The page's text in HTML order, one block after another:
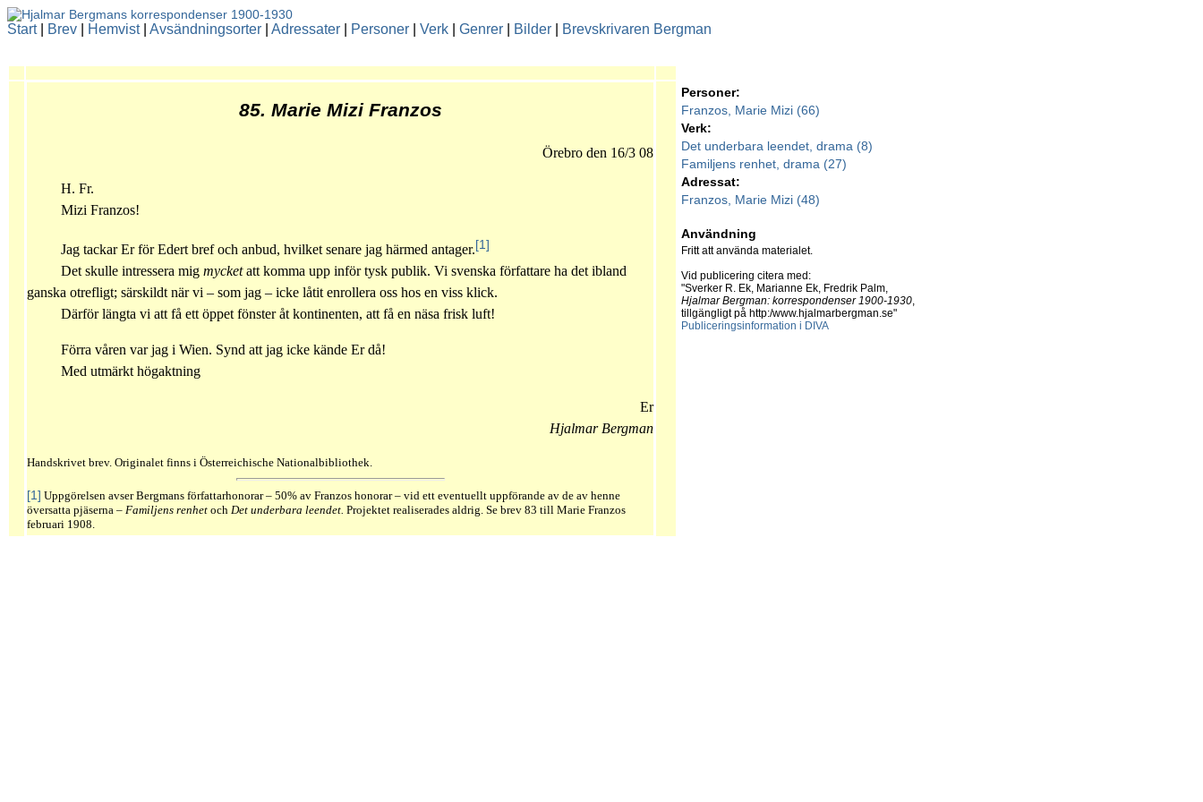
Start| Brev Hemvist| Avsändningsorter Adressater Personer Verk Genrer Bilder Brevskrivaren Bergman
85. Marie Mizi Franzos
Örebro den 16/3 08
H. Fr.
Mizi Franzos!
Jag tackar Er för Edert bref och anbud, hvilket senare jag härmed antager.[1]
Det skulle intressera mig mycketatt komma upp inför tysk publik. Vi svenska författare ha det ibland
ganska otrefligt; särskildt när vi – som jag – icke låtit enrollera oss hos en viss klick.
Därför längta vi att få ett öppet fönster åt kontinenten, att få en näsa frisk luft!
Förra våren var jag i Wien. Synd att jag icke kände Er då!
Med utmärkt högaktning
Er
Hjalmar Bergman
Handskrivet brev. Originalet finns i Österreichische Nationalbibliothek.
[1] Uppgörelsen avser Bergmans författarhonorar – 50% av Franzos honorar – vid ett eventuellt uppförande av de av henne
översatta pjäserna – Familjens renhet och Det underbara leendet. Projektet realiserades aldrig. Se brev 83 till Marie Franzos
februari 1908.
Personer:
Franzos, Marie Mizi (66)
Verk:
Det underbara leendet, drama (8)
Familjens renhet, drama (27)
Adressat:
Franzos, Marie Mizi (48)
Användning
Fritt att använda materialet.
Vid publicering citera med:
"Sverker R. Ek, Marianne Ek, Fredrik Palm,
Hjalmar Bergman: korrespondenser 1900-1930,
tillgängligt på http:/www.hjalmarbergman.se"
Publiceringsinformation i DIVA